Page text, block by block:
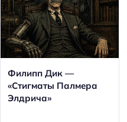
Филипп Дик —
«Стигматы Палмера
Элдрича»